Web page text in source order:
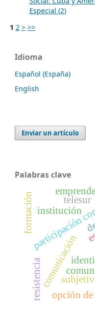
Especial (2)
1 2 > >>
Idioma
Español (España)
English
Enviar un artículo
Palabras clave
comunicación
participación
resistencia
institución
opción
formación
telesur